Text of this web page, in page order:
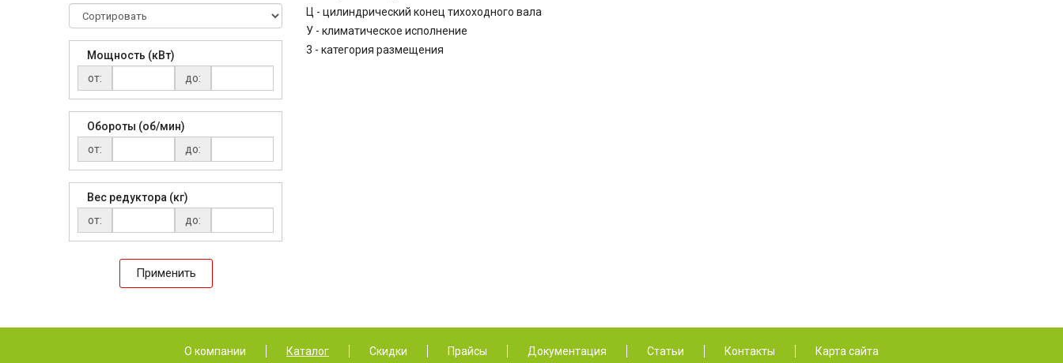
Мощность (кВт)
от:
до:
Обороты (об/мин)
от:
до:
Вес редуктора (кг)
от:
до:
Применить
Ц - цилиндрический конец тихоходного вала
У - климатическое исполнение
3 - категория размещения
О компании Каталог Скидки Прайсы Документация Статьи Контакты Карта сайта